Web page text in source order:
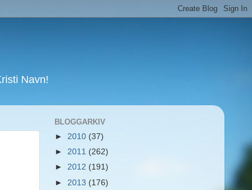
Navn!
BLOGGARKIV
► 2010 (37)
► 2011 (262)
► 2012 (191)
► 2013 (176)